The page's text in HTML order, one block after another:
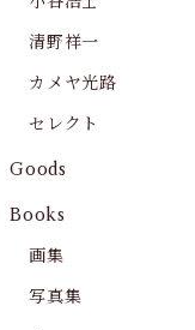
清野祥一
カメヤ光路
セレクト
Goods
Books
画集
写真集